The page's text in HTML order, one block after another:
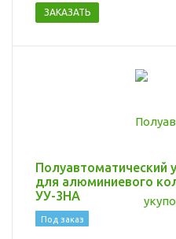
ЗАКАЗАТЬ
Полуавтоматический
для алюминиевого
УУ-3НА
Под заказ